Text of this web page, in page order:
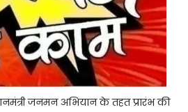
जनमन अभियान के तहत प्रारंभ की